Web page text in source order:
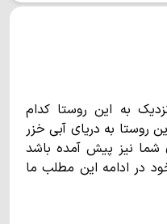
به این روستا کدام
روستا به دریای آبی خزر
شما نیز پیش آمده باشد
در ادامه این مطلب ما